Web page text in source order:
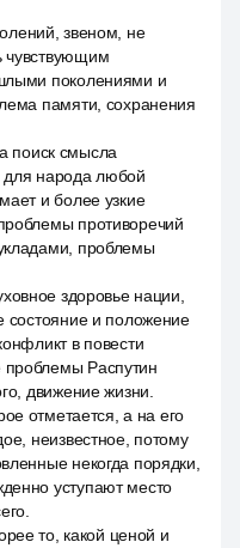
звеном, не
чувствующим
поколениями и
памяти, сохранения
поиск смысла
для народа любой
и более узкие
противоречий
проблемы
здоровье нации,
состояние и положение
в повести
Распутин
движение жизни.
отметается, а на его
неизвестное, потому
некогда порядки,
уступают место
то, какой ценой и